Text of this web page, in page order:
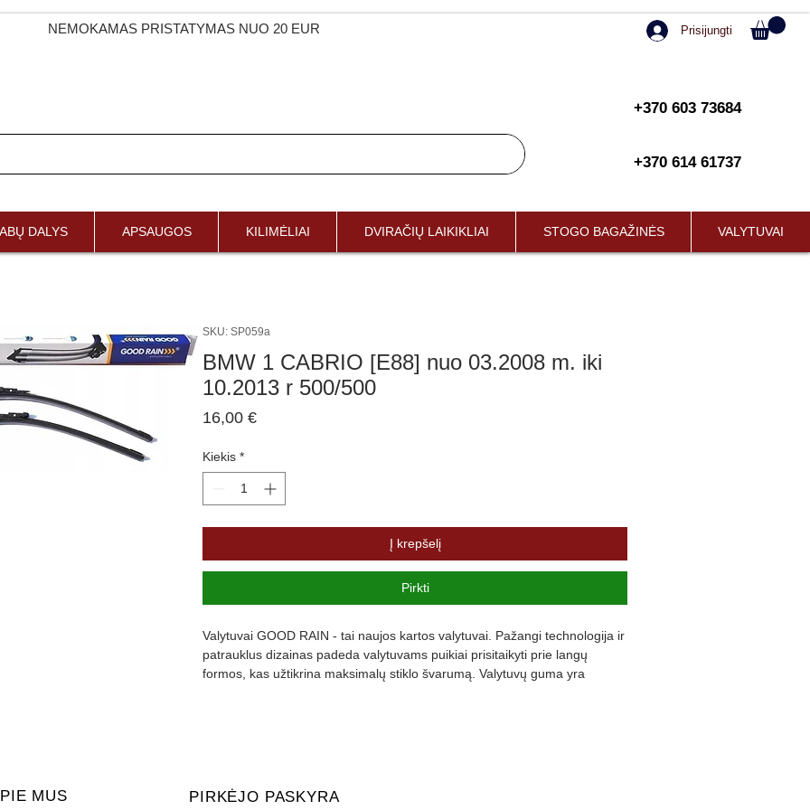
NEMOKAMAS PRISTATYMAS NUO 20 EUR Prisijungti
+370 603 73684
+370 614 61737
DALYS APSAUGOS KILIMĖLIAI DVIRAČIŲ LAIKIKLIAI STOGO BAGAŽINĖS VALYTUVAI
SKU: SP059a
BMW 1 CABRIO [E88] nuo 03.2008 m. iki
10.2013 r 500/500
16,00 €Price
Kiekis *
Į krepšelį
Pirkti
Valytuvai GOOD RAIN - tai naujos kartos valytuvai. Pažangi technologija ir
patrauklus dizainas padeda valytuvams puikiai prisitaikyti prie langų
formos, kas užtikrina maksimalų stiklo švarumą. Valytuvų guma yra
MUS PIRKĖJO PASKYRA